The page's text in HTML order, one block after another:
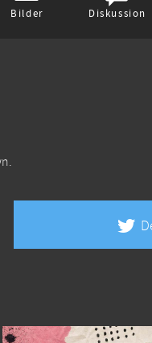
Bilder Diskussion